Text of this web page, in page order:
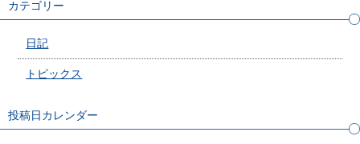
カテゴリー
日記
トピックス
投稿日カレンダー